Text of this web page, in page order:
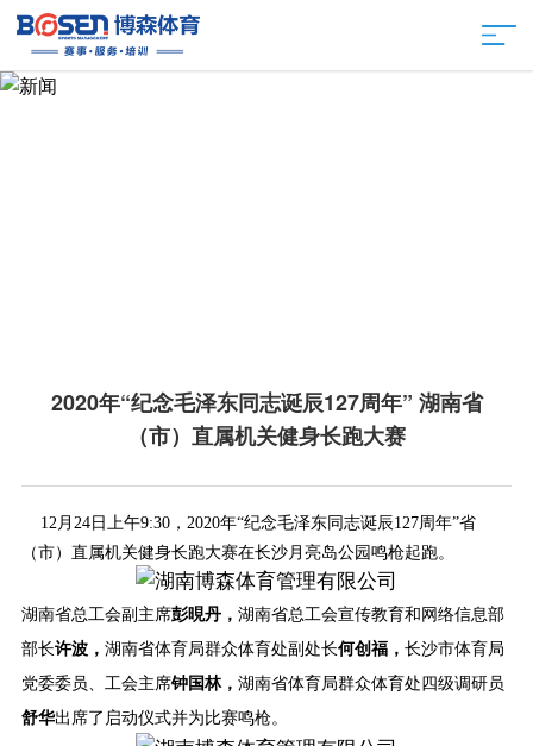
2020年“纪念毛泽东同志诞辰127周年” 湖南省
（市）直属机关健身长跑大赛
12月24日上午9:30，2020年“纪念毛泽东同志诞辰127周年”省
（市）直属机关健身长跑大赛在长沙月亮岛公园鸣枪起跑。
湖南省总工会副主席彭晛丹， 湖南省总工会宣传教育和网络信息部
部长许波， 湖南省体育局群众体育处副处长何创福， 长沙市体育局
党委委员、工会主席钟国林， 湖南省体育局群众体育处四级调研员
舒华出席了启动仪式并为比赛鸣枪。